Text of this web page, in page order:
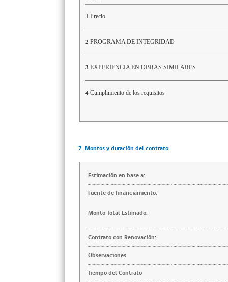
1 Precio
2 PROGRAMA DE INTEGRIDAD
3 EXPERIENCIA EN OBRAS SIMILARES
4 Cumplimiento de los requisitos
7. Montos y duración del contrato
Estimación en base a:
Fuente de financiamiento:
Monto Total Estimado:
Contrato con Renovación:
Observaciones
Tiempo del Contrato